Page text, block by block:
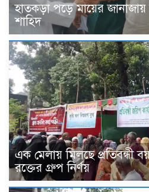
হাতকড়া পড়ে মায়ের জানাজায়
শাহিদ
এক মেলায় মিলছে প্রতিবন্ধী
রক্তের গ্রুপ নির্ণয়